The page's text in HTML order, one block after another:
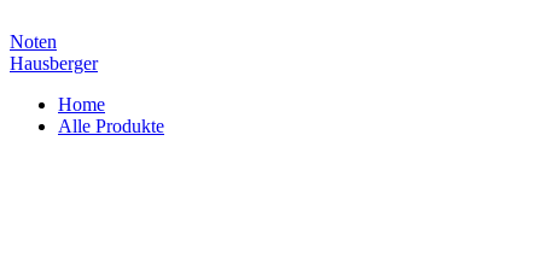
Inhalt
springen
Noten
Hausberger
Home
Alle Produkte